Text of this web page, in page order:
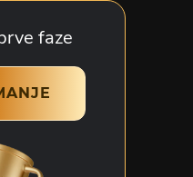
faze